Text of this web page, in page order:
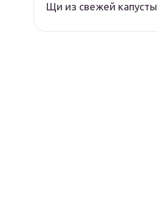
Щи из свежей капусты